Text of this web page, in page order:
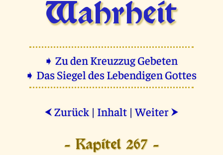
Wahrheit
➧ Zu den Kreuzzug Gebeten
➧ Das Siegel des Lebendigen Gottes
⮜ Zurück | Inhalt |Weiter ⮞
- Kapitel 267 -